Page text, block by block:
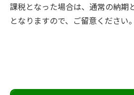
課税となった場合は、通常の納期
となりますので、ご留意ください。